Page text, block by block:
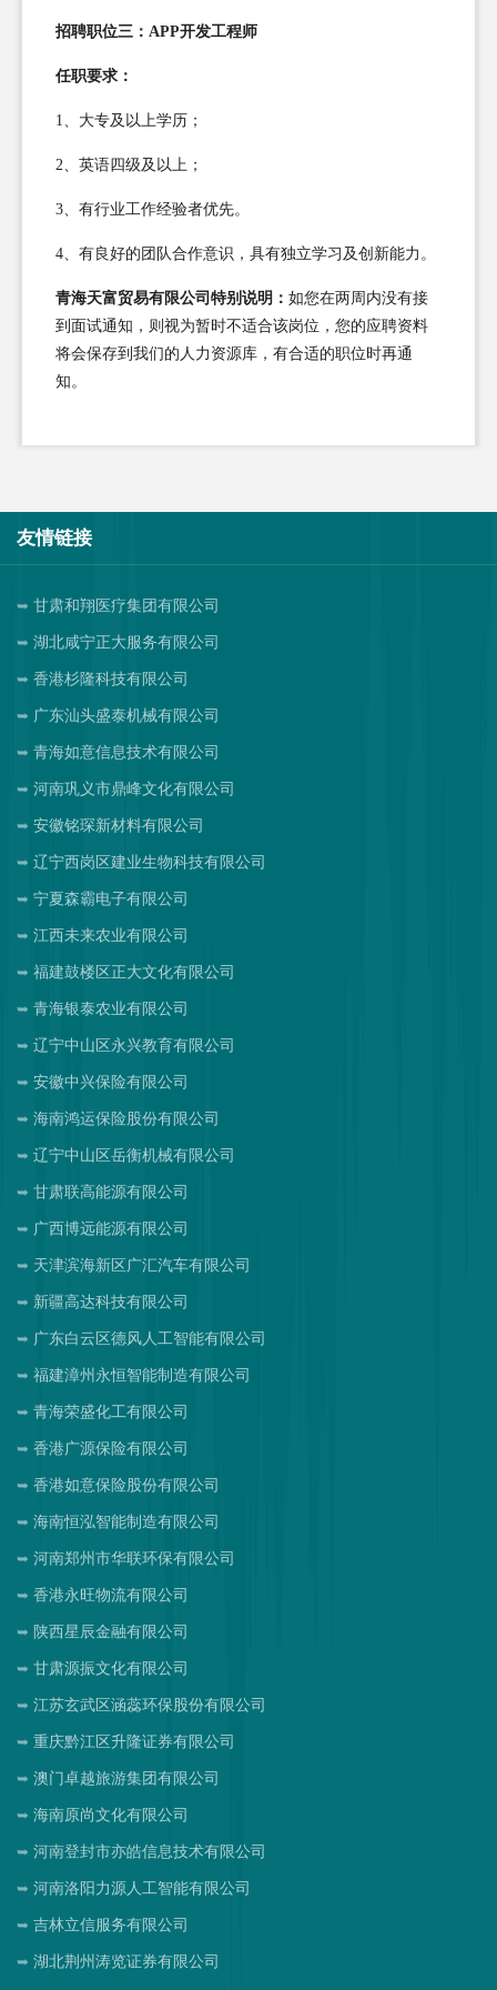
招聘职位三：APP开发工程师
任职要求：
1、大专及以上学历；
2、英语四级及以上；
3、有行业工作经验者优先。
4、有良好的团队合作意识，具有独立学习及创新能力。
青海天富贸易有限公司特别说明： 如您在两周内没有接
到面试通知，则视为暂时不适合该岗位，您的应聘资料
将会保存到我们的人力资源库，有合适的职位时再通
知。
友情链接
甘肃和翔医疗集团有限公司
湖北咸宁正大服务有限公司
香港杉隆科技有限公司
广东汕头盛泰机械有限公司
青海如意信息技术有限公司
河南巩义市鼎峰文化有限公司
安徽铭琛新材料有限公司
辽宁西岗区建业生物科技有限公司
宁夏森霸电子有限公司
江西未来农业有限公司
福建鼓楼区正大文化有限公司
青海银泰农业有限公司
辽宁中山区永兴教育有限公司
安徽中兴保险有限公司
海南鸿运保险股份有限公司
辽宁中山区岳衡机械有限公司
甘肃联高能源有限公司
广西博远能源有限公司
天津滨海新区广汇汽车有限公司
新疆高达科技有限公司
广东白云区德风人工智能有限公司
福建漳州永恒智能制造有限公司
青海荣盛化工有限公司
香港广源保险有限公司
香港如意保险股份有限公司
海南恒泓智能制造有限公司
河南郑州市华联环保有限公司
香港永旺物流有限公司
陕西星辰金融有限公司
甘肃源振文化有限公司
江苏玄武区涵蕊环保股份有限公司
重庆黔江区升隆证券有限公司
澳门卓越旅游集团有限公司
海南原尚文化有限公司
河南登封市亦皓信息技术有限公司
河南洛阳力源人工智能有限公司
吉林立信服务有限公司
湖北荆州涛览证券有限公司